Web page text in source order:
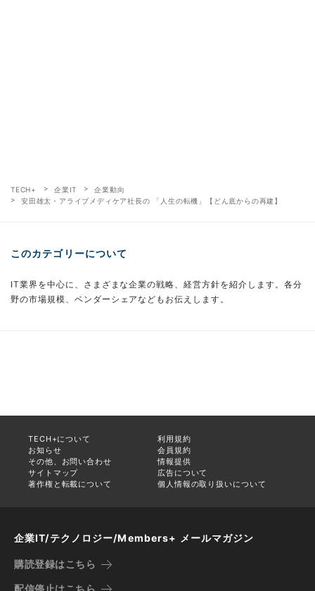
TECH+ 企業IT
企業動向
安田雄太・アライブメディケア社長の 「人生の転機」【どん底からの再建】
このカテゴリーについて
IT業界を中心に、さまざまな企業の戦略、経営方針を紹介します。各分
野の市場規模、ベンダーシェアなどもお伝えします。
TECH+について
利用規約
お知らせ
会員規約
その他、お問い合わせ
情報提供
サイトマップ
広告について
著作権と転載について
個人情報の取り扱いについて
企業IT/テクノロジー/Members+ メールマガジン
購読登録はこちら